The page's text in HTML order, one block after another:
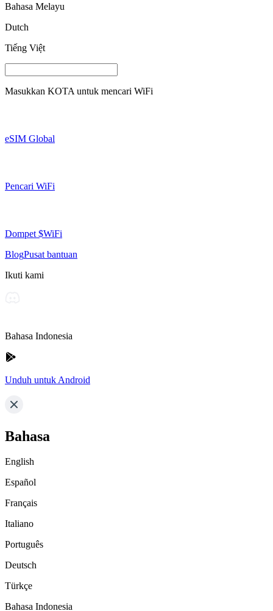
Bahasa Melayu
Dutch
Tiếng Việt
Masukkan KOTA untuk mencari WiFi
eSIM Global
Pencari WiFi
Dompet $WiFi
BlogPusat bantuan
Ikuti kami
Bahasa Indonesia
Unduh untuk Android
Bahasa
English
Español
Français
Italiano
Português
Deutsch
Türkçe
Bahasa Indonesia